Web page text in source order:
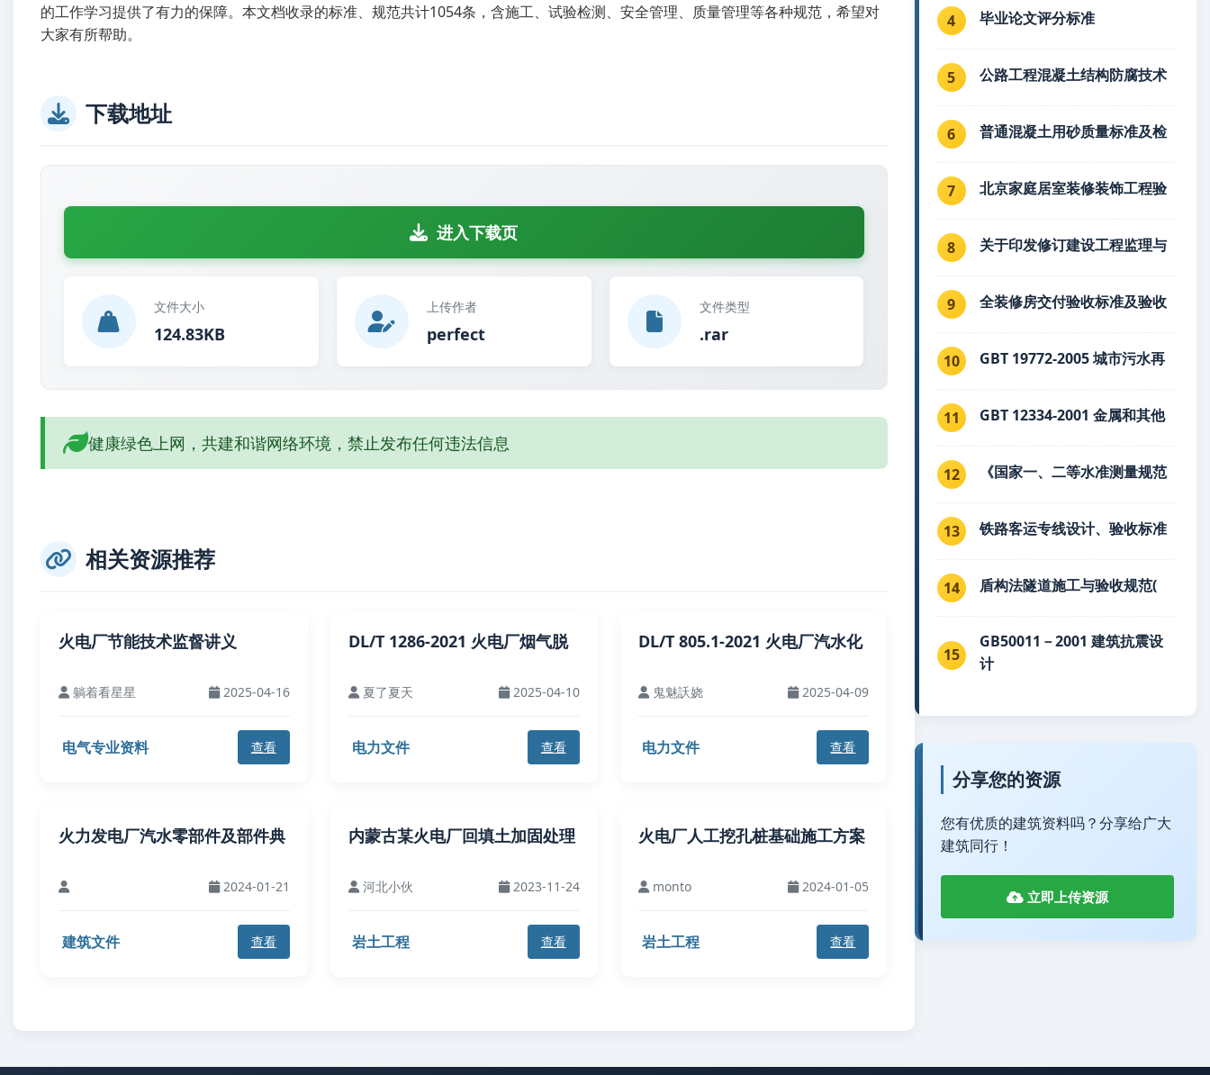
的工作学习提供了有力的保障。本文档收录的标准、规范共计1054条，含施工、试验检测、安全管理、质量管理等各种规范，希望对
大家有所帮助。
下载地址
进入下载页
文件大小
124.83KB
上传作者
perfect
文件类型
.rar
健康绿色上网，共建和谐网络环境，禁止发布任何违法信息
相关资源推荐
火电厂节能技术监督讲义
躺着看星星 2025-04-16
电气专业资料 查看
DL/T 1286-2021 火电厂烟气脱
夏了夏天 2025-04-10
电力文件 查看
DL/T 805.1-2021 火电厂汽水化
鬼魅訞娆 2025-04-09
电力文件 查看
火力发电厂汽水零部件及部件典
2024-01-21
建筑文件 查看
内蒙古某火电厂回填土加固处理
河北小伙 2023-11-24
岩土工程 查看
火电厂人工挖孔桩基础施工方案
monto 2024-01-05
岩土工程 查看
4 毕业论文评分标准
5 公路工程混凝土结构防腐技术
6 普通混凝土用砂质量标准及检
7 北京家庭居室装修装饰工程验
8 关于印发修订建设工程监理与
9 全装修房交付验收标准及验收
10 GBT 19772-2005 城市污水再
11 GBT 12334-2001 金属和其他
12 《国家一、二等水准测量规范
13 铁路客运专线设计、验收标准
14 盾构法隧道施工与验收规范(
15
GB50011－2001 建筑抗震设
计
分享您的资源
您有优质的建筑资料吗？分享给广大
建筑同行！
立即上传资源